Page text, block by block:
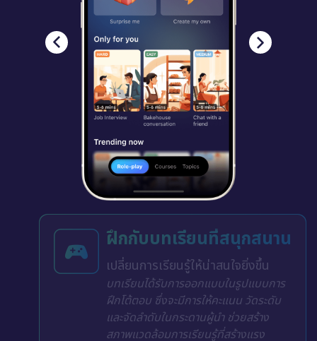
ฝึกกับบทเรียนที่สนุกสนาน
เปลี่ยนการเรียนรู้ให้น่าสนใจยิ่งขึ้น
บทเรียนได้รับการออกแบบในรูปแบบการ
ฝึกโต้ตอบ ซึ่งจะมีการให้คะแนน วัดระดับ
และจัดลำดับในกระดานผู้นำ ช่วยสร้าง
สภาพแวดล้อมการเรียนรู้ที่สร้างแรง